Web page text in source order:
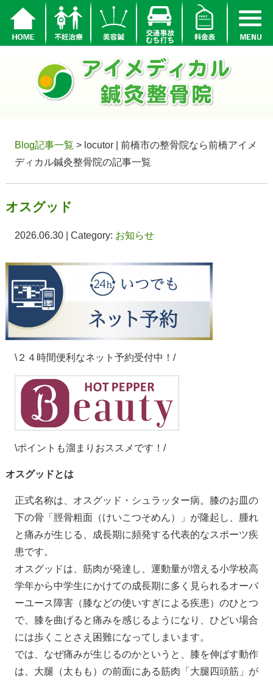
Blog記事一覧 > locutor | 前橋市の整骨院なら前橋アイメ
ディカル鍼灸整骨院の記事一覧
オスグッド
2026.06.30 | Category: お知らせ
\２４時間便利なネット予約受付中！/
\ポイントも溜まりおススメです！/
オスグッドとは
正式名称は、オスグッド・シュラッター病。膝のお皿の
下の骨「脛骨粗面（けいこつそめん）」が隆起し、腫れ
と痛みが生じる、成長期に頻発する代表的なスポーツ疾
患です。
オスグッドは、筋肉が発達し、運動量が増える小学校高
学年から中学生にかけての成長期に多く見られるオーバ
ーユース障害（膝などの使いすぎによる疾患）のひとつ
で、膝を曲げると痛みを感じるようになり、ひどい場合
には歩くことさえ困難になってしまいます。
では、なぜ痛みが生じるのかというと、膝を伸ばす動作
は、大腿（太もも）の前面にある筋肉「大腿四頭筋」が